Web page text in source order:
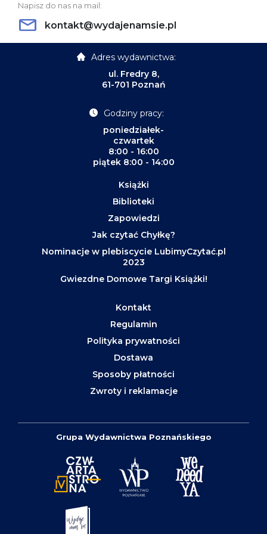
Napisz do nas na mail:
kontakt@wydajenamsie.pl
Adres wydawnictwa:
ul. Fredry 8,
61-701 Poznań
Godziny pracy:
poniedziałek-
czwartek
8:00 - 16:00
piątek 8:00 - 14:00
Książki
Biblioteki
Zapowiedzi
Jak czytać Chyłkę?
Nominacje w plebiscycie LubimyCzytać.pl
2023
Gwiezdne Domowe Targi Książki!
Kontakt
Regulamin
Polityka prywatności
Dostawa
Sposoby płatności
Zwroty i reklamacje
Grupa Wydawnictwa Poznańskiego